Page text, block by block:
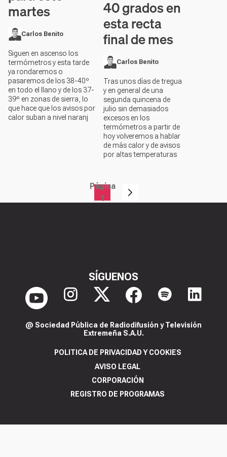
martes
Carlos Benito
Siguen en ascenso los
termómetros y esta tarde
ya rondaremos o
pasaremos de los 38-40º
en todo el llano y de los 37-
39º en zonas de sierra, lo
que hace que los avisos por
calor suban a nivel naranj
40 grados en
esta recta
final de mes
Carlos Benito
Tras unos días de tregua
y en general de una
segunda quincena de
julio sin demasiados
excesos en los
termómetros a partir de
hoy volveremos a hablar
de más calor y de avisos
por altas temperaturas
Página
1
SÍGUENOS
@ Sociedad Pública de Radiodifusión y Televisión
Extremeña S.A.U.
POLITICA DE PRIVACIDAD Y COOKIES
AVISO LEGAL
CORPORACIÓN
REGISTRO DE PROGRAMAS